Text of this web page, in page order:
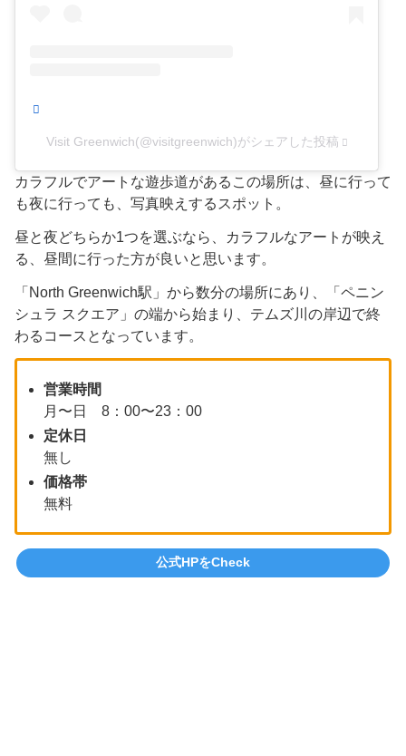
Visit Greenwich(@visitgreenwich)がシェアした投稿
カラフルでアートな遊歩道があるこの場所は、昼に行って
も夜に行っても、写真映えするスポット。
昼と夜どちらか1つを選ぶなら、カラフルなアートが映え
る、昼間に行った方が良いと思います。
「North Greenwich駅」から数分の場所にあり、「ペニン
シュラ スクエア」の端から始まり、テムズ川の岸辺で終
わるコースとなっています。
営業時間
月〜日 8：00〜23：00
定休日
無し
価格帯
無料
公式HPをCheck